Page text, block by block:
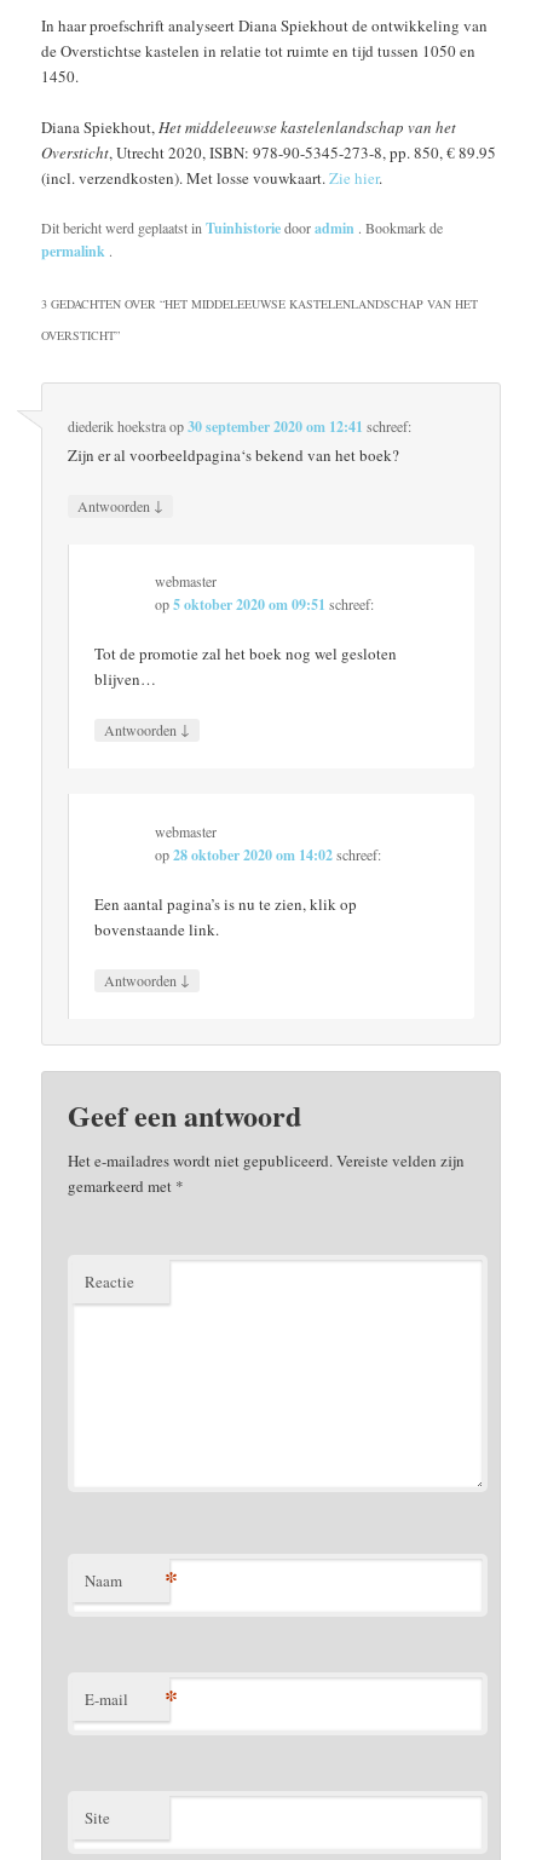
In haar proefschrift analyseert Diana Spiekhout de ontwikkeling van
de Overstichtse kastelen in relatie tot ruimte en tijd tussen 1050 en
1450.
Diana Spiekhout,Het middeleeuwse kastelenlandschap van het
Oversticht, Utrecht 2020, ISBN: 978-90-5345-273-8, pp. 850, € 89.95
(incl. verzendkosten). Met losse vouwkaart.Zie hier.
Dit bericht werd geplaatst inTuinhistoriedooradmin . Bookmark de
permalink .
3 GEDACHTEN OVER “HET MIDDELEEUWSE KASTELENLANDSCHAP VAN HET
OVERSTICHT”
diederik hoekstraop30 september 2020 om 12:41 schreef:
Zijn er al voorbeeldpagina‘s bekend van het boek?
Antwoorden ↓
webmaster
op5 oktober 2020 om 09:51 schreef:
Tot de promotie zal het boek nog wel gesloten
blijven…
Antwoorden ↓
webmaster
op28 oktober 2020 om 14:02 schreef:
Een aantal pagina’s is nu te zien, klik op
bovenstaande link.
Antwoorden ↓
Geef een antwoord
Het e-mailadres wordt niet gepubliceerd.Vereiste velden zijn
gemarkeerd met *
Reactie
Naam *
E-mail *
Site